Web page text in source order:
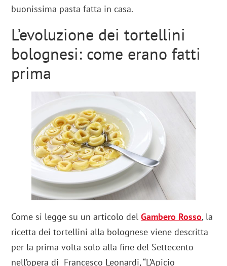
buonissima pasta fatta in casa.
L’evoluzione dei tortellini
bolognesi: come erano fatti
prima
Come si legge su un articolo delGambero Rosso, la
ricetta dei tortellini alla bolognese viene descritta
per la prima volta solo alla fine del Settecento
nell’opera di Francesco Leonardi, “L’Apicio